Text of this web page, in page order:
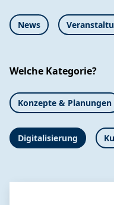
News
Welche Kategorie?
Konzepte & Planungen
Digitalisierung